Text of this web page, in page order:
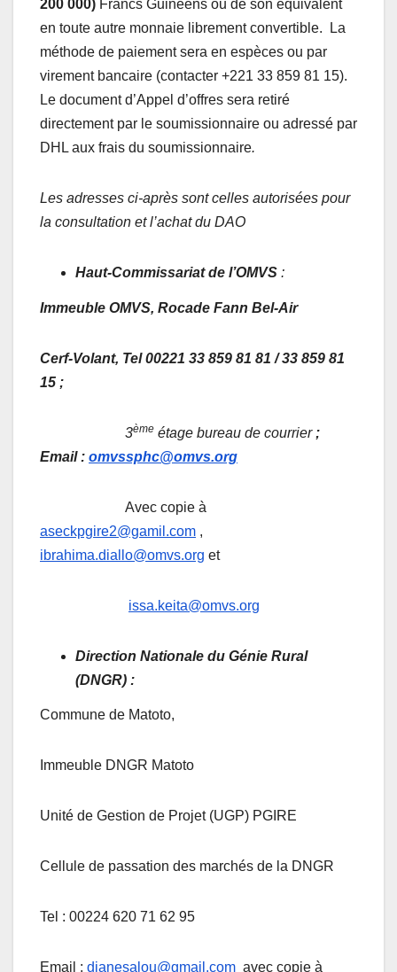
200 000) Francs Guinéens ou de son équivalent
en toute autre monnaie librement convertible. La
méthode de paiement sera en espèces ou par
virement bancaire (contacter +221 33 859 81 15).
Le document d’Appel d’offres sera retiré
directement par le soumissionnaire ou adressé par
DHL aux frais du soumissionnaire.
Les adresses ci-après sont celles autorisées pour
la consultation et l’achat du DAO
Haut-Commissariat de l’OMVS :
Immeuble OMVS, Rocade Fann Bel-Air
Cerf-Volant, Tel 00221 33 859 81 81 / 33 859 81
15 ;
3ème étage bureau de courrier;
Email : omvssphc@omvs.org
Avec copie à
aseckpgire2@gamil.com ,
ibrahima.diallo@omvs.org et
issa.keita@omvs.org
Direction Nationale du Génie Rural
(DNGR) :
Commune de Matoto,
Immeuble DNGR Matoto
Unité de Gestion de Projet (UGP) PGIRE
Cellule de passation des marchés de la DNGR
Tel : 00224 620 71 62 95
Email : dianesalou@gmail.com avec copie à